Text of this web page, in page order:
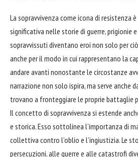
La sopravvivenza come icona di resistenza
significativa nelle storie di guerre, prigionie
sopravvissuti diventano eroi non solo per
anche per il modo in cui rappresentano la
andare avanti nonostante le circostanze
narrazione non solo ispira, ma serve anche
trovano a fronteggiare le proprie battaglie
Il concetto di sopravvivenza si estende
e storica. Esso sottolinea l’importanza di
collettiva contro l’oblio e l’ingiustizia. Le
persecuzioni, alle guerre e alle catastrofi